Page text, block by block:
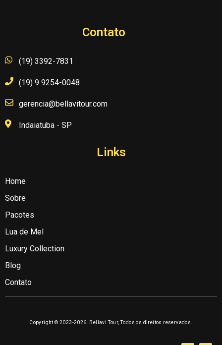
Contato
(19) 3392-7831
(19) 9 9254-0048
gerencia@bellavitour.com
Indaiatuba - SP
Links
Home
Sobre
Pacotes
Lua de Mel
Luxury Collection
Blog
Contato
Copyright © 2023-2026. Bellavi Tour, Todos os direitos reservados.